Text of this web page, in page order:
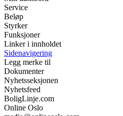
Service
Beløp
Styrker
Funksjoner
Linker i innholdet
Sidenavigering
Legg merke til
Dokumenter
Nyhetsseksjonen
Nyhetsfeed
BoligLinje.com
Online Oslo